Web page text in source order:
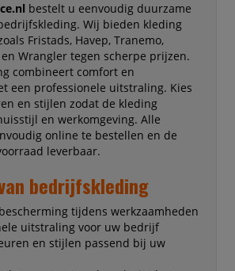
bestelt u eenvoudig duurzame
Wij bieden kleding
Fristads, Havep, Tranemo,
Wrangler tegen scherpe prijzen.
combineert comfort en
een professionele uitstraling. Kies
en stijlen zodat de kleding
en werkomgeving. Alle
online te bestellen en de
leverbaar.
bedrijfskleding
tijdens werkzaamheden
uitstraling voor uw bedrijf
en stijlen passend bij uw